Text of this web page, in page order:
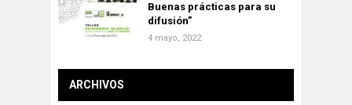
Buenas prácticas para su
difusión”
4 mayo, 2022
ARCHIVOS